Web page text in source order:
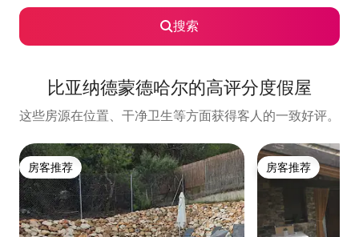
搜索
比亚纳德蒙德哈尔的高评分度假屋
这些房源在位置、干净卫生等方面获得客人的一致好评。
房客推荐
房客推荐 房客推荐
房客推荐